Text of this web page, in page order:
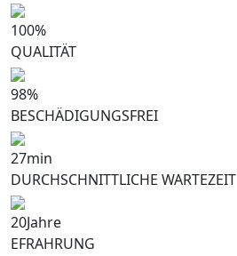
100%
QUALITÄT
98%
BESCHÄDIGUNGSFREI
27min
DURCHSCHNITTLICHE WARTEZEIT
20Jahre
EFRAHRUNG